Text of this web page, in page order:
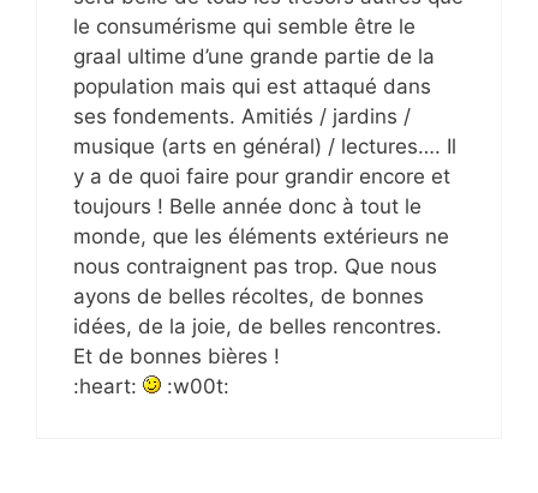
le consumérisme qui semble être le
graal ultime d’une grande partie de la
population mais qui est attaqué dans
ses fondements. Amitiés / jardins /
musique (arts en général) / lectures…. Il
y a de quoi faire pour grandir encore et
toujours ! Belle année donc à tout le
monde, que les éléments extérieurs ne
nous contraignent pas trop. Que nous
ayons de belles récoltes, de bonnes
idées, de la joie, de belles rencontres.
Et de bonnes bières !
:heart:
:w00t: